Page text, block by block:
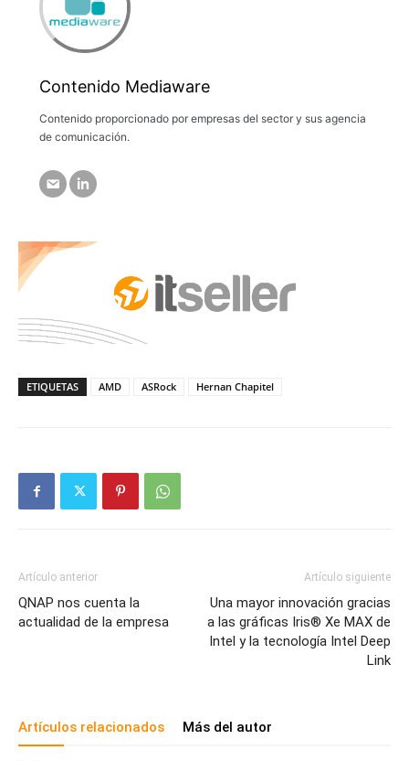
Contenido Mediaware
Contenido proporcionado por empresas del sector y sus agencia
de comunicación.
ETIQUETAS AMD ASRock Hernan Chapitel
Artículo anterior
QNAP nos cuenta la
actualidad de la empresa
Artículo siguiente
Una mayor innovación gracias
a las gráficas Iris® Xe MAX de
Intel y la tecnología Intel Deep
Link
Artículos relacionados Más del autor